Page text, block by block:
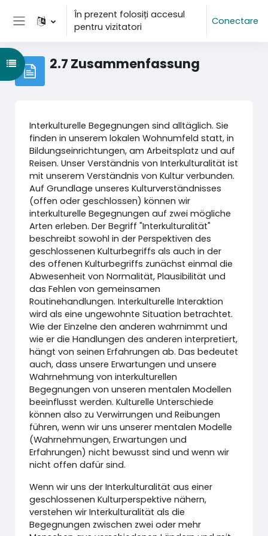
Sari la conţinutul principal
Panou lateral
În prezent folosiți accesul
pentru vizitatori
Conectare
2.7 Zusammenfassung
Deschide Indexul cursului
Interkulturelle Begegnungen sind alltäglich. Sie
finden in unserem lokalen Wohnumfeld statt, in
Bildungseinrichtungen, am Arbeitsplatz und auf
Reisen. Unser Verständnis von Interkulturalität ist
mit unserem Verständnis von Kultur verbunden.
Auf Grundlage unseres Kulturverständnisses
(offen oder geschlossen) können wir
interkulturelle Begegnungen auf zwei mögliche
Arten erleben. Der Begriff "Interkulturalität"
beschreibt sowohl in der Perspektiven des
geschlossenen Kulturbegriffs als auch in der
des offenen Kulturbegriffs zunächst einmal die
Abwesenheit von Normalität, Plausibilität und
das Fehlen von gemeinsamen
Routinehandlungen. Interkulturelle Interaktion
wird als eine ungewohnte Situation betrachtet.
Wie der Einzelne den anderen wahrnimmt und
wie er die Handlungen des anderen interpretiert,
hängt von seinen Erfahrungen ab. Das bedeutet
auch, dass unsere Erwartungen und unsere
Wahrnehmung von interkulturellen
Begegnungen von unseren mentalen Modellen
beeinflusst werden. Kulturelle Unterschiede
können also zu Verwirrungen und Reibungen
führen, wenn wir uns unserer mentalen Modelle
(Wahrnehmungen, Erwartungen und
Erfahrungen) nicht bewusst sind und wenn wir
nicht offen dafür sind.
Wenn wir uns der Interkulturalität aus einer
geschlossenen Kulturperspektive nähern,
verstehen wir Interkulturalität als die
Begegnungen zwischen zwei oder mehr